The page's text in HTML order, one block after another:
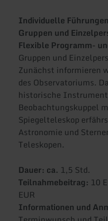
Individuelle
Gruppen und
Flexible Programm-
Gruppen und
Zunächst informieren
des Observatoriums.
historische
Beobachtungskuppel
Spiegelteleskop
Astronomie und
Teleskopen.
Dauer: ca. 1,5 Std.
Teilnahmebeitrag: 10
EUR
Informationen und